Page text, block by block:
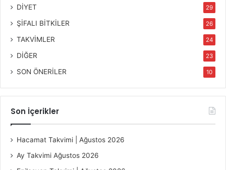
DİYET 29
ŞİFALI BİTKİLER 26
TAKVİMLER 24
DİĞER 23
SON ÖNERİLER 10
Son İçerikler
Hacamat Takvimi | Ağustos 2026
Ay Takvimi Ağustos 2026